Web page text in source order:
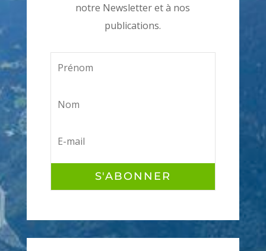
notre Newsletter et à nos
publications.
S'ABONNER